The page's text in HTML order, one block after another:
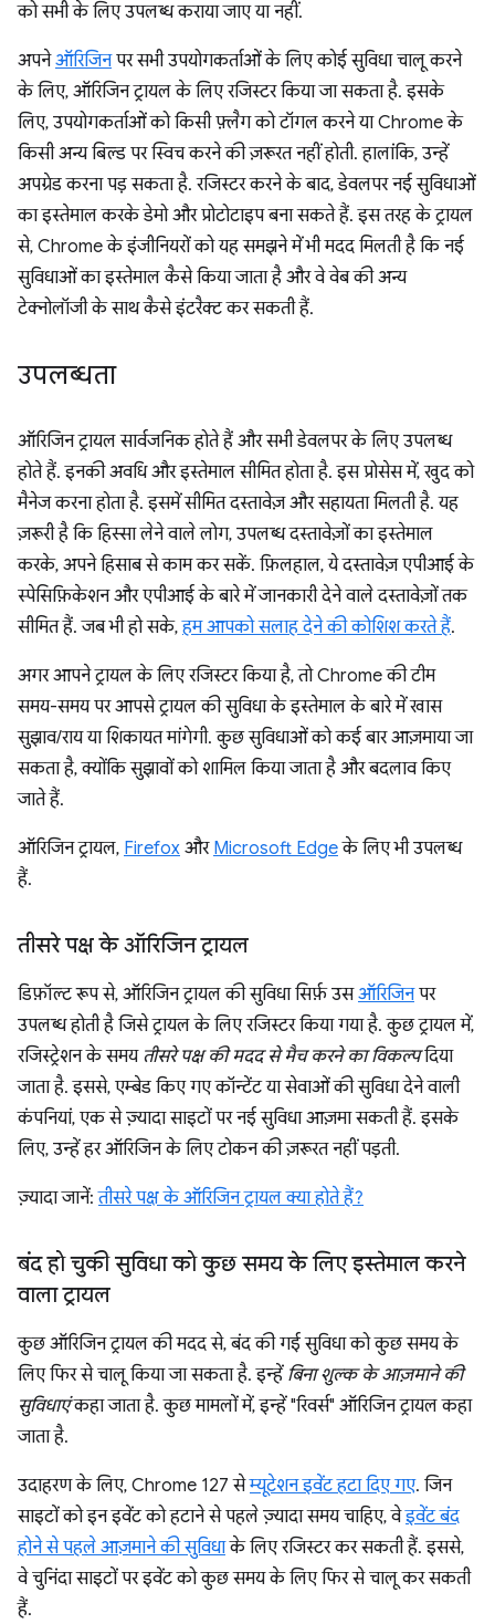
को सभी के लिए उपलब्ध कराया जाए या नहीं.
अपनेऑरिजिनपर सभी उपयोगकर्ताओं के लिए कोई सुविधा चालू करने
के लिए, ऑरिजिन ट्रायल के लिए रजिस्टर किया जा सकता है. इसके
लिए, उपयोगकर्ताओं को किसी फ़्लैग को टॉगल करने या Chrome के
किसी अन्य बिल्ड पर स्विच करने की ज़रूरत नहीं होती. हालांकि, उन्हें
अपग्रेड करना पड़ सकता है. रजिस्टर करने के बाद, डेवलपर नई सुविधाओं
का इस्तेमाल करके डेमो और प्रोटोटाइप बना सकते हैं. इस तरह के ट्रायल
से, Chrome के इंजीनियरों को यह समझने में भी मदद मिलती है कि नई
सुविधाओं का इस्तेमाल कैसे किया जाता है और वे वेब की अन्य
टेक्नोलॉजी के साथ कैसे इंटरैक्ट कर सकती हैं.
उपलब्धता
ऑरिजिन ट्रायल सार्वजनिक होते हैं और सभी डेवलपर के लिए उपलब्ध
होते हैं. इनकी अवधि और इस्तेमाल सीमित होता है. इस प्रोसेस में, खुद को
मैनेज करना होता है. इसमें सीमित दस्तावेज़ और सहायता मिलती है. यह
ज़रूरी है कि हिस्सा लेने वाले लोग, उपलब्ध दस्तावेज़ों का इस्तेमाल
करके, अपने हिसाब से काम कर सकें. फ़िलहाल, ये दस्तावेज़ एपीआई के
स्पेसिफ़िकेशन और एपीआई के बारे में जानकारी देने वाले दस्तावेज़ों तक
सीमित हैं. जब भी हो सके,हम आपको सलाह देने की कोशिश करते हैं.
अगर आपने ट्रायल के लिए रजिस्टर किया है, तो Chrome की टीम
समय-समय पर आपसे ट्रायल की सुविधा के इस्तेमाल के बारे में खास
सुझाव/राय या शिकायत मांगेगी. कुछ सुविधाओं को कई बार आज़माया जा
सकता है, क्योंकि सुझावों को शामिल किया जाता है और बदलाव किए
जाते हैं.
ऑरिजिन ट्रायल, Firefox और Microsoft Edgeके लिए भी उपलब्ध
हैं.
तीसरे पक्ष के ऑरिजिन ट्रायल
डिफ़ॉल्ट रूप से, ऑरिजिन ट्रायल की सुविधा सिर्फ़ उसऑरिजिनपर
उपलब्ध होती है जिसे ट्रायल के लिए रजिस्टर किया गया है. कुछ ट्रायल में,
रजिस्ट्रेशन के समय तीसरे पक्ष की मदद से मैच करने का विकल्पदिया
जाता है. इससे, एम्बेड किए गए कॉन्टेंट या सेवाओं की सुविधा देने वाली
कंपनियां, एक से ज़्यादा साइटों पर नई सुविधा आज़मा सकती हैं. इसके
लिए, उन्हें हर ऑरिजिन के लिए टोकन की ज़रूरत नहीं पड़ती.
ज़्यादा जानें:तीसरे पक्ष के ऑरिजिन ट्रायल क्या होते हैं?
बंद हो चुकी सुविधा को कुछ समय के लिए इस्तेमाल करने
वाला ट्रायल
कुछ ऑरिजिन ट्रायल की मदद से, बंद की गई सुविधा को कुछ समय के
लिए फिर से चालू किया जा सकता है. इन्हें बिना शुल्क के आज़माने की
सुविधाएंकहा जाता है. कुछ मामलों में, इन्हें "रिवर्स" ऑरिजिन ट्रायल कहा
जाता है.
उदाहरण के लिए, Chrome 127 सेम्यूटेशन इवेंट हटा दिए गए. जिन
साइटों को इन इवेंट को हटाने से पहले ज़्यादा समय चाहिए, वेइवेंट बंद
होने से पहले आज़माने की सुविधाके लिए रजिस्टर कर सकती हैं. इससे,
वे चुनिंदा साइटों पर इवेंट को कुछ समय के लिए फिर से चालू कर सकती
हैं.